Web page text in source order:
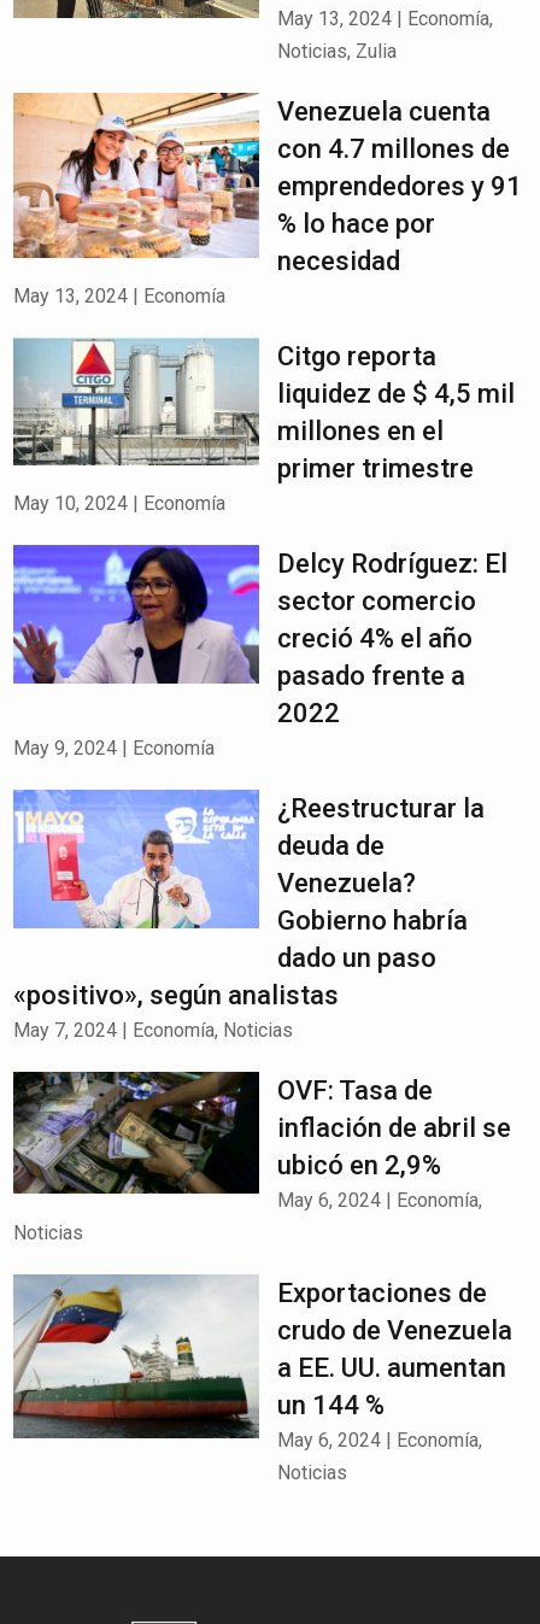
May 13, 2024 | Economía,
Noticias, Zulia
Venezuela cuenta
con 4.7 millones de
emprendedores y 91
% lo hace por
necesidad
May 13, 2024 | Economía
Citgo reporta
liquidez de $ 4,5 mil
millones en el
primer trimestre
May 10, 2024 | Economía
Delcy Rodríguez: El
sector comercio
creció 4% el año
pasado frente a
2022
May 9, 2024 | Economía
¿Reestructurar la
deuda de
Venezuela?
Gobierno habría
dado un paso
«positivo», según analistas
May 7, 2024 | Economía, Noticias
OVF: Tasa de
inflación de abril se
ubicó en 2,9%
May 6, 2024 | Economía,
Noticias
Exportaciones de
crudo de Venezuela
a EE. UU. aumentan
un 144 %
May 6, 2024 | Economía,
Noticias